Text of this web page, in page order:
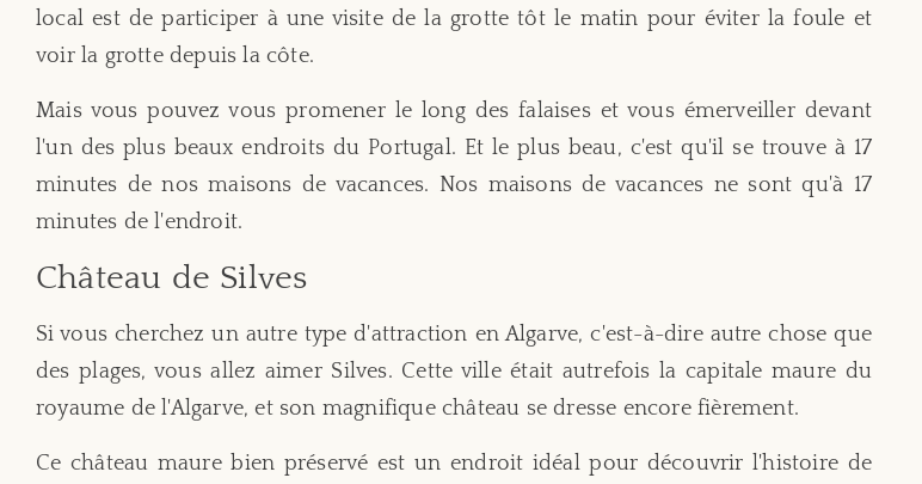
local est de participer à une visite de la grotte tôt le matin pour éviter la foule et
voir la grotte depuis la côte.
Mais vous pouvez vous promener le long des falaises et vous émerveiller devant
l'un des plus beaux endroits du Portugal. Et le plus beau, c'est qu'il se trouve à 17
minutes de nos maisons de vacances. Nos maisons de vacances ne sont qu'à 17
minutes de l'endroit.
Château de Silves
Si vous cherchez un autre type d'attraction en Algarve, c'est-à-dire autre chose que
des plages, vous allez aimer Silves. Cette ville était autrefois la capitale maure du
royaume de l'Algarve, et son magnifique château se dresse encore fièrement.
Ce château maure bien préservé est un endroit idéal pour découvrir l'histoire de